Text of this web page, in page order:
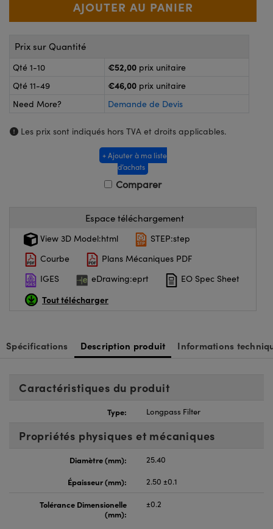
: Caméras
Optiques Lightpath
Optiques de SCHOTT
Prix sur Quantité
Qté 1-10 €52,00 prix unitaire
Qté 11-49
€46,00 prix unitaire
Need More?
Demande de Devis
Les prix sont indiqués hors TVA et droits applicables.
+ Ajouter à ma liste
d’achats
Comparer
Espace téléchargement
View 3D Model:html
STEP:step
Courbe
Plans Mécaniques PDF
IGES
eDrawing:eprt EO Spec Sheet
Tout télécharger
Spécifications Description produit Informations
Caractéristiques du produit
Type: Longpass Filter
Propriétés physiques et mécaniques
Diamètre (mm):
25.40
Épaisseur (mm):
2.50 ±0.1
Tolérance Dimensionelle
(mm):
±0.2